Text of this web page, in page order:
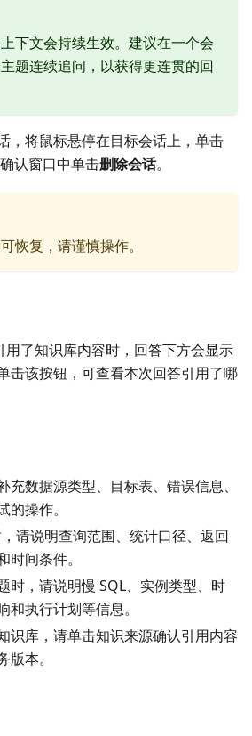
下文会持续生效。建议在一个会
题连续追问，以获得更连贯的回
，将鼠标悬停在目标会话上，单击
认窗口中单击删除会话。
恢复，请谨慎操作。
用了知识库内容时，回答下方会显示
击该按钮，可查看本次回答引用了哪
充数据源类型、目标表、错误信息、
操作。
请说明查询范围、统计口径、返回
间条件。
时，请说明慢 SQL、实例类型、时
和执行计划等信息。
识库，请单击知识来源确认引用内容
本。